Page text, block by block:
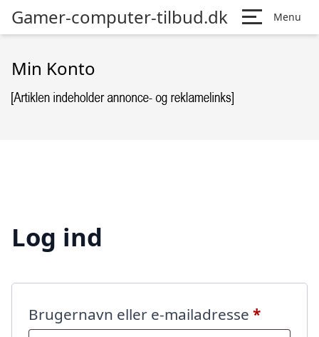
Gamer-computer-tilbud.dk Menu
Min Konto
Log ind
Brugernavn eller e-mailadresse *